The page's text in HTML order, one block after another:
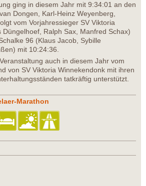
ging in diesem Jahr mit 9:34:01 an den
Dongen, Karl-Heinz Weyenberg,
vom Vorjahressieger SV Viktoria
Düngelhoef, Ralph Sax, Manfred Schax)
96 (Klaus Jacob, Sybille
mit 10:24:36.
auch in diesem Jahr vom
von SV Viktoria Winnekendonk mit ihren
tatkräftig unterstützt.
Marathon